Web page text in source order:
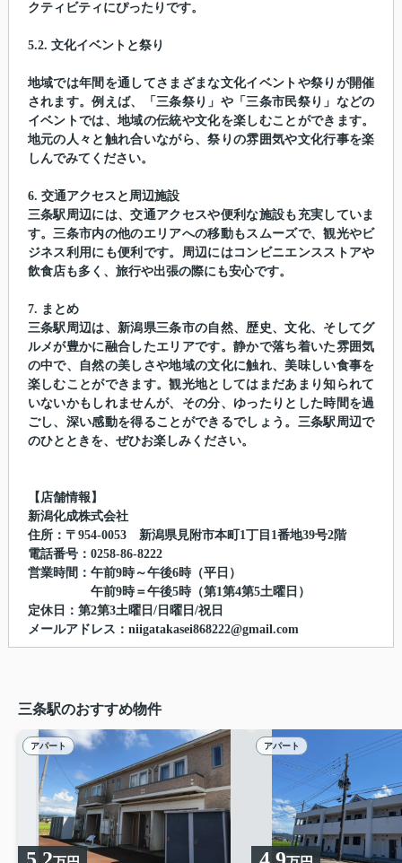
クティビティにぴったりです。
5.2. 文化イベントと祭り
地域では年間を通してさまざまな文化イベントや祭りが開催
されます。例えば、「三条祭り」や「三条市民祭り」などの
イベントでは、地域の伝統や文化を楽しむことができます。
地元の人々と触れ合いながら、祭りの雰囲気や文化行事を楽
しんでみてください。
6. 交通アクセスと周辺施設
三条駅周辺には、交通アクセスや便利な施設も充実していま
す。三条市内の他のエリアへの移動もスムーズで、観光やビ
ジネス利用にも便利です。周辺にはコンビニエンスストアや
飲食店も多く、旅行や出張の際にも安心です。
7. まとめ
三条駅周辺は、新潟県三条市の自然、歴史、文化、そしてグ
ルメが豊かに融合したエリアです。静かで落ち着いた雰囲気
の中で、自然の美しさや地域の文化に触れ、美味しい食事を
楽しむことができます。観光地としてはまだあまり知られて
いないかもしれませんが、その分、ゆったりとした時間を過
ごし、深い感動を得ることができるでしょう。三条駅周辺で
のひとときを、ぜひお楽しみください。
【店舗情報】
新潟化成株式会社
住所：〒954-0053 新潟県見附市本町1丁目1番地39号2階
電話番号：0258-86-8222
営業時間：午前9時～午後6時（平日）
午前9時＝午後5時（第1第4第5土曜日）
定休日：第2第3土曜日/日曜日/祝日
メールアドレス：niigatakasei868222@gmail.com
三条駅のおすすめ物件
アパート アパート